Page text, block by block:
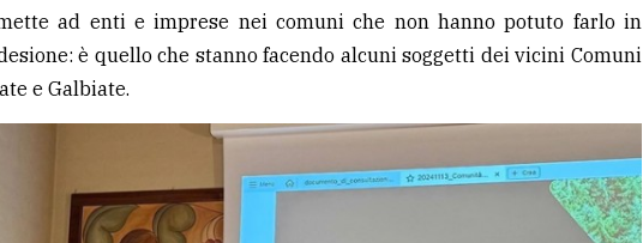
ad enti e imprese nei comuni che non hanno potuto farlo in
è quello che stanno facendo alcuni soggetti dei vicini Comuni
e Galbiate.